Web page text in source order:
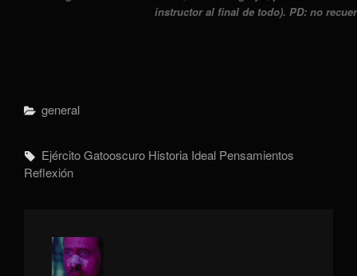
instructor al final de todo). PD: no
Categorías
General
Etiquetas,
EjércitoGatooscuro Historia Ideal Pensamientos
Reflexión